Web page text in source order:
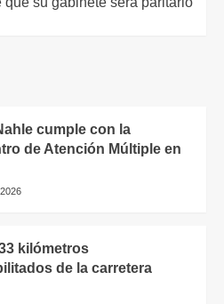
cumple con la
de Atención Múltiple en
kilómetros
de la carretera